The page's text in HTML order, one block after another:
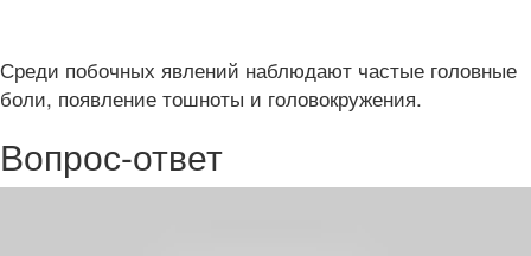
Среди побочных явлений наблюдают частые головные
боли, появление тошноты и головокружения.
Вопрос-ответ